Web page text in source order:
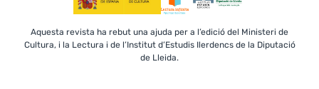
Aquesta revista ha rebut una ajuda per a l’edició del Ministeri de
Cultura, i la Lectura i de l’Institut d’Estudis Ilerdencs de la Diputació
de Lleida.